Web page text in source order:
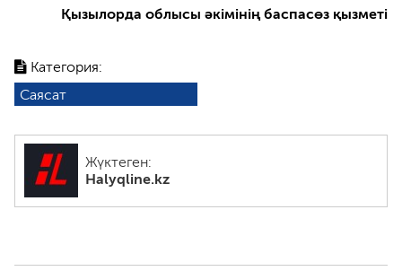
Категория:
Саясат
Жүктеген:
Halyqline.kz
Қызылорда облысы әкімінің баспасөз қызметі